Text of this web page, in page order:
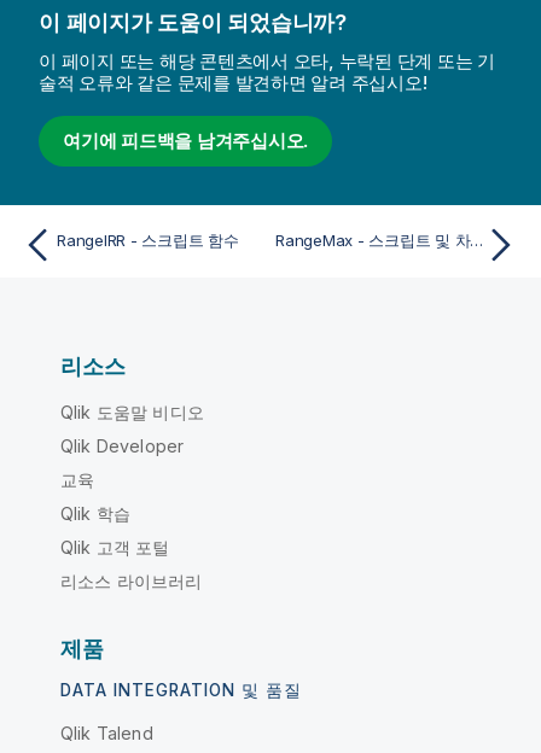
이 페이지가 도움이 되었습니까?
이 페이지 또는 해당 콘텐츠에서 오타, 누락된 단계 또는 기
술적 오류와 같은 문제를 발견하면 알려 주십시오!
여기에 피드백을 남겨주십시오.
RangeIRR - 스크립트 함수 RangeMax - 스크립트 및 차트 함수
리소스
Qlik 도움말 비디오
Qlik Developer
교육
Qlik 학습
Qlik 고객 포털
리소스 라이브러리
제품
DATA INTEGRATION 및 품질
Qlik Talend